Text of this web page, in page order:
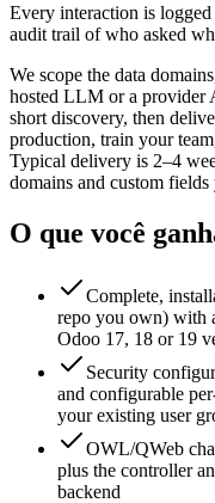
Every interaction is
audit trail of who asked
We scope the data
hosted LLM or a provider
short discovery, then
production, train your
Typical delivery is 2–4
domains and custom
O que você
Complete,
repo you own) with
Odoo 17, 18 or 19
Security
and configurable
your existing user
OWL/QWeb
plus the controller
backend